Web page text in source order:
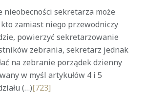
nieobecności sekretarza może
zamiast niego przewodniczy
powierzyć sekretarzowanie
zebrania, sekretarz jednak
na zebranie porządek dzienny
w myśl artykułów 4 i 5
(…)[723]